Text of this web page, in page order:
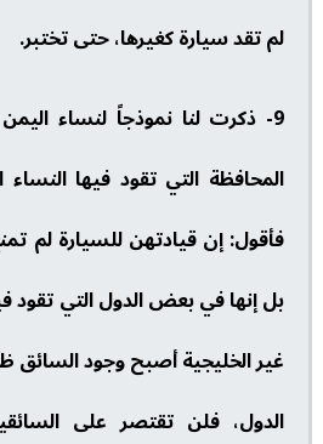
لم تقد سيارة كغيرها، حتى تختبر.
9- ذكرت لنا نموذجاً لنساء
المحافظة التي تقود فيها
فأقول: إن قيادتهن للسيارة لم
بل إنها في بعض الدول التي تقود
غير الخليجية أصبح وجود
الدول، فلن تقتصر على